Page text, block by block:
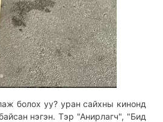
болох уу? уран сайхны кинонд
нэгэн. Тэр "Анирлагч", "Бид